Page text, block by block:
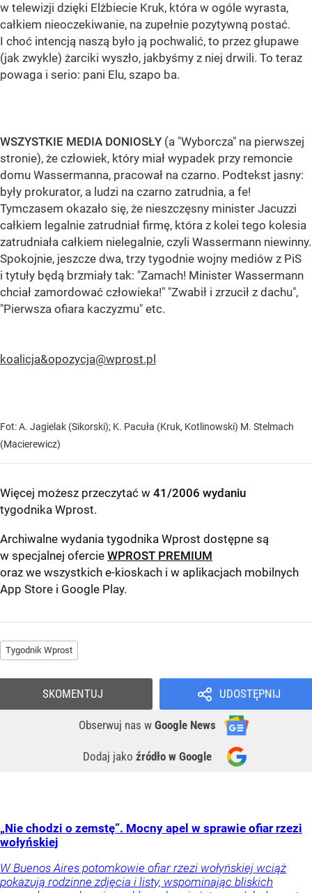
w telewizji dzięki Elżbiecie Kruk, która w ogóle wyrasta,
całkiem nieoczekiwanie, na zupełnie pozytywną postać.
I choć intencją naszą było ją pochwalić, to przez głupawe
(jak zwykle) żarciki wyszło, jakbyśmy z niej drwili. To teraz
powaga i serio: pani Elu, szapo ba.
WSZYSTKIE MEDIA DONIOSŁY (a "Wyborcza" na pierwszej
stronie), że człowiek, który miał wypadek przy remoncie
domu Wassermanna, pracował na czarno. Podtekst jasny:
były prokurator, a ludzi na czarno zatrudnia, a fe!
Tymczasem okazało się, że nieszczęsny minister Jacuzzi
całkiem legalnie zatrudniał firmę, która z kolei tego kolesia
zatrudniała całkiem nielegalnie, czyli Wassermann niewinny.
Spokojnie, jeszcze dwa, trzy tygodnie wojny mediów z PiS
i tytuły będą brzmiały tak: "Zamach! Minister Wassermann
chciał zamordować człowieka!" "Zwabił i zrzucił z dachu",
"Pierwsza ofiara kaczyzmu" etc.
koalicja&opozycja@wprost.pl
Fot: A. Jagielak (Sikorski); K. Pacuła (Kruk, Kotlinowski) M. Stelmach
(Macierewicz)
Więcej możesz przeczytać w 41/2006 wydaniu
tygodnika Wprost.
Archiwalne wydania tygodnika Wprost dostępne są
w specjalnej ofercie WPROST PREMIUM
oraz we wszystkich e-kioskach i w aplikacjach mobilnych
App Store i Google Play.
Tygodnik Wprost
UDOSTĘPNIJ
Obserwuj nas w Google News
Dodaj jako źródło w Google
SKOMENTUJ
„Nie chodzi o zemstę”. Mocny apel w sprawie ofiar rzezi
wołyńskiej
W Buenos Aires potomkowie ofiar rzezi wołyńskiej wciąż
pokazują rodzinne zdjęcia i listy, wspominając bliskich